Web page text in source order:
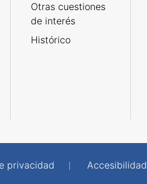
Otras cuestiones
de interés
Histórico
privacidad Accesibilidad